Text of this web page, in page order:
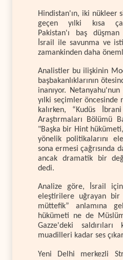
Hindistan'ın, iki nükleer
geçen yılki kısa
Pakistan'ı baş
İsrail ile savunma ve
zamankinden daha
Analistler bu ilişkinin
başbakanlıklarının
inanıyor. Netanyahu'nun
yılki seçimler öncesinde
kalırken, “Kudüs
Araştırmaları Bölümü
"Başka bir Hint
yönelik politikalarını
sona ermesi çağrısında
ancak dramatik bir
dedi.
Analize göre, İsrail
eleştirilere uğrayan bir
müttefik” anlamına
hükümeti ne de
Gazze'deki saldırıları
muadilleri kadar ses
Yeni Delhi merkezli